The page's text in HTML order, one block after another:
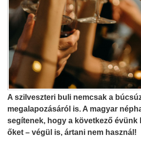
A szilveszteri buli nemcsak a
megalapozásáról is. A magyar
segítenek, hogy a következő
őket – végül is, ártani nem használ!